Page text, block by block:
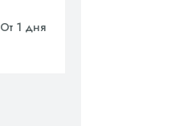
От 1 дня